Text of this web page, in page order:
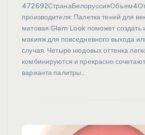
производителя: Палетка теней для
матовая Glam Look поможет создать
макияж для повседневного выхода
случая. Четыре нюдовых оттенка
комбинируются и прекрасно
варианта палитры…